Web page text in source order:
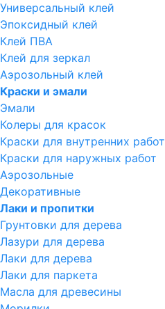
Универсальный клей
Эпоксидный клей
Клей ПВА
Клей для зеркал
Аэрозольный клей
Краски и эмали
Эмали
Колеры для красок
Краски для внутренних работ
Краски для наружных работ
Аэрозольные
Декоративные
Лаки и пропитки
Грунтовки для дерева
Лазури для дерева
Лаки для дерева
Лаки для паркета
Масла для древесины